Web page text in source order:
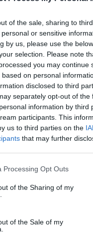
of the sale, sharing to
or sensitive
by us, please use the
selection. Please note
you may continue
on personal
disclosed to third
separately opt-out of the
information by third
participants. This
us to third parties on the
that may further
Processing Opt Outs
of the Sharing of my
of the Sale of my
да внася
Южна Корея.